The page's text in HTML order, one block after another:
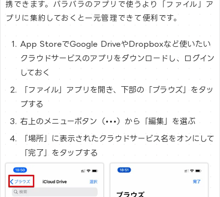
携できます。バラバラのアプリで使うより「ファイル」ア
プリに集約しておくと一元管理できて便利です。
App StoreでGoogle DriveやDropboxなど使いたい
クラウドサービスのアプリをダウンロードし、ログイン
しておく
「ファイル」アプリを開き、下部の「ブラウズ」をタッ
プする
右上のメニューボタン（•••）から「編集」を選ぶ
「場所」に表示されたクラウドサービス名をオンにして
「完了」をタップする